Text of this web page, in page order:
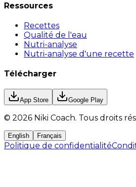
Ressources
Recettes
Qualité de l'eau
Nutri-analyse
Nutri-analyse d'une recette
Télécharger
App Store Google Play
© 2026 Niki Coach. Tous droits
English Français
Politique de confidentialité